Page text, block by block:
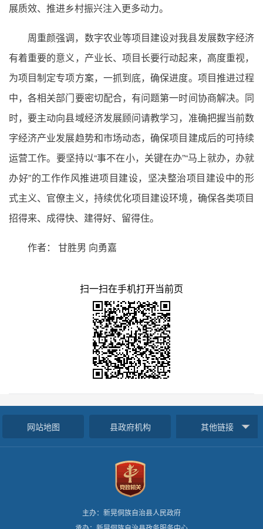
展质效、推进乡村振兴注入更多动力。
周重颜强调，数字农业等项目建设对我县发展数字经济
有着重要的意义，产业长、项目长要行动起来，高度重视，
为项目制定专项方案，一抓到底，确保进度。项目推进过程
中，各相关部门要密切配合，有问题第一时间协商解决。同
时，要主动向县域经济发展顾问请教学习，准确把握当前数
字经济产业发展趋势和市场动态，确保项目建成后的可持续
运营工作。要坚持以“事不在小，关键在办”“马上就办，办就
办好”的工作作风推进项目建设，坚决整治项目建设中的形
式主义、官僚主义，持续优化项目建设环境，确保各类项目
招得来、成得快、建得好、留得住。
作者： 甘胜男 向勇嘉
扫一扫在手机打开当前页
网站地图 县政府机构 其他链接
主办：新晃侗族自治县人民政府